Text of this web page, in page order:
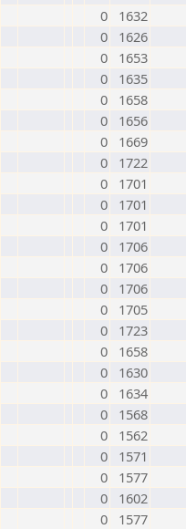
0
1632
0
1626
0
1653
0
1635
0
1658
0
1656
0
1669
0
1722
0
1701
0
1701
0
1701
0
1706
0
1706
0
1706
0
1705
0
1723
0
1658
0
1630
0
1634
0
1568
0
1562
0
1571
0
1577
0
1602
0
1577